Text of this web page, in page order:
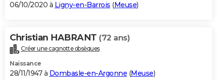
06/10/2020 à Ligny-en-Barrois (Meuse)
Christian HABRANT (72 ans)
Créer une cagnotte obsèques
Naissance
28/11/1947 à Dombasle-en-Argonne (Meuse)